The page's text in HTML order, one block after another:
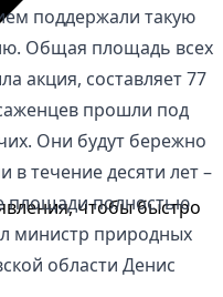
чтобы быстро
поддержали такую
Общая площадь всех
акция, составляет 77
прошли под
Они будут бережно
в течение десяти лет –
площади полностью
министр природных
области Денис